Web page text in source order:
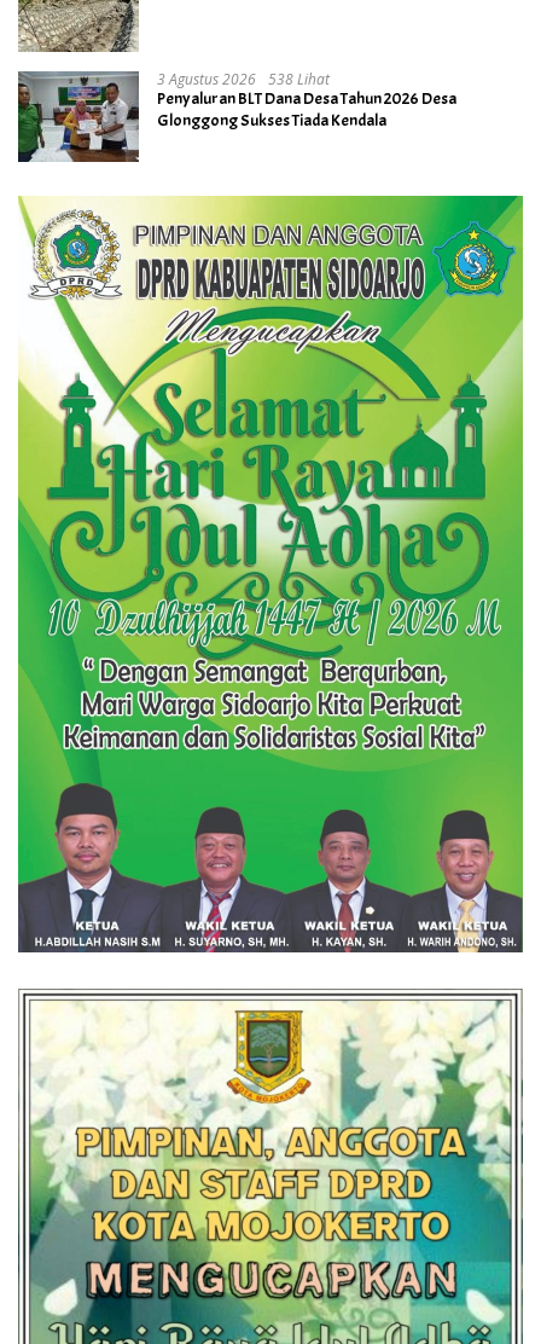
3 Agustus 2026 538 Lihat
Penyaluran BLT Dana Desa Tahun 2026 Desa
Glonggong Sukses Tiada Kendala